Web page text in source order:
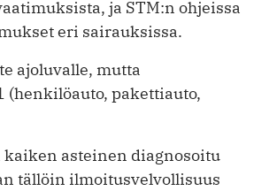
ja STM:n ohjeissa
eri sairauksissa.
ajoluvalle, mutta
pakettiauto,
kaiken asteinen diagnosoitu
tällöin ilmoitusvelvollisuus